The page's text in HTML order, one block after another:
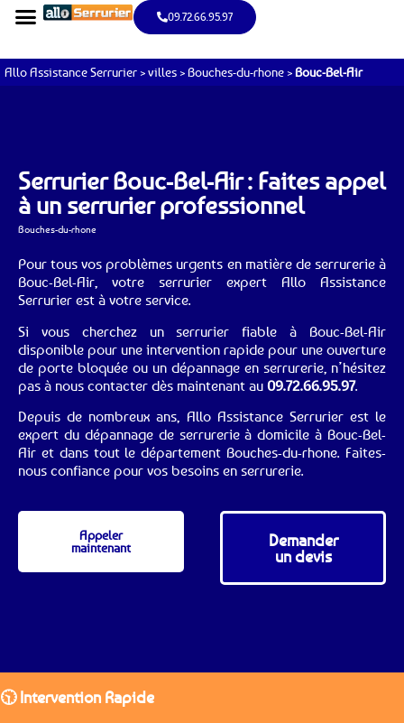
09.72.66.95.97
Allo Assistance Serrurier >villes >Bouches-du-rhone >Bouc-Bel-Air
Serrurier Bouc-Bel-Air : Faites appel
à un serrurier professionnel
Bouches-du-rhone
Pour tous vos problèmes urgents en matière de serrurerie à
Bouc-Bel-Air, votre serrurier expert Allo Assistance
Serrurier est à votre service.
Si vous cherchez un serrurier fiable à Bouc-Bel-Air
disponible pour une intervention rapide pour une ouverture
de porte bloquée ou un dépannage en serrurerie, n’hésitez
pas à nous contacter dès maintenant au 09.72.66.95.97.
Depuis de nombreux ans, Allo Assistance Serrurier est le
expert du dépannage de serrurerie à domicile à Bouc-Bel-
Air et dans tout le département Bouches-du-rhone. Faites-
nous confiance pour vos besoins en serrurerie.
Appeler
maintenant
Demander
un devis
🕥 Intervention Rapide